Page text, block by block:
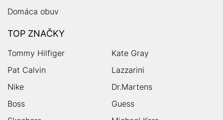
Domáca obuv
TOP ZNAČKY
Tommy Hilfiger
Kate Gray
Pat Calvin
Lazzarini
Nike
Dr.Martens
Boss
Guess